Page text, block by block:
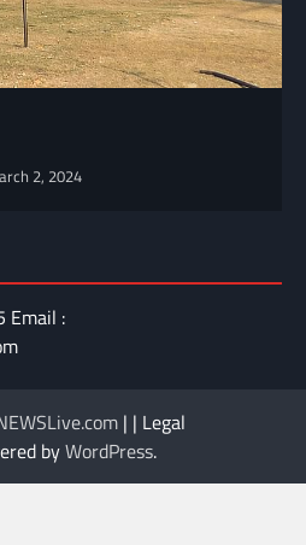
2, 2024
Email :
| | Legal
byWordPress.